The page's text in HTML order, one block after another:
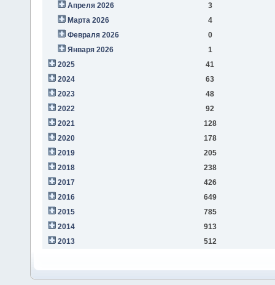
Апреля 2026
3
Марта 2026
4
Февраля 2026
0
Января 2026
1
2025
41
2024
63
2023
48
2022
92
2021
128
2020
178
2019
205
2018
238
2017
426
2016
649
2015
785
2014
913
2013
512